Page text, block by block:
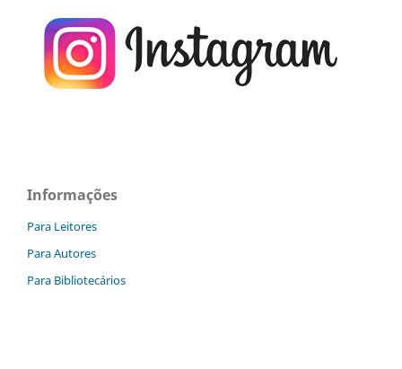
Informações
Para Leitores
Para Autores
Para Bibliotecários